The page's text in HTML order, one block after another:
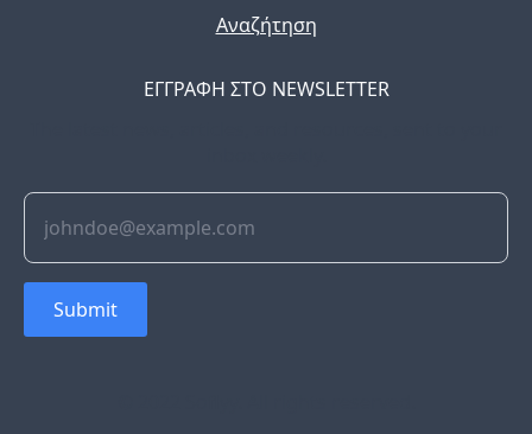
Αναζήτηση
ΕΓΓΡΑΦΗ ΣΤΟ NEWSLETTER
Submit